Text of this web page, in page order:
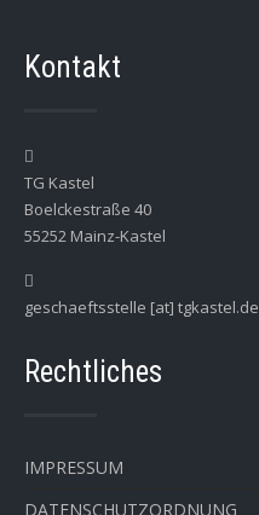
Kontakt
TG Kastel
Boelckestraße 40
55252 Mainz-Kastel
geschaeftsstelle [at] tgkastel.de
Rechtliches
IMPRESSUM
DATENSCHUTZORDNUNG